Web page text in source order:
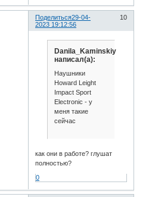
Поделиться 10
29-04-
2023 19:12:56
Danila_Kaminskiy
написал(а):
Наушники
Howard Leight
Impact Sport
Electronic - у
меня такие
сейчас
как они в работе? глушат
полностью?
0